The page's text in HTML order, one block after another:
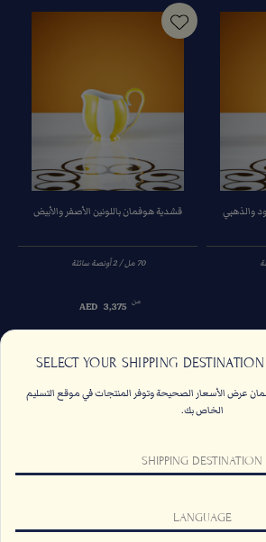
SELECT YOUR SHIPPING
عرض الأسعار الصحيحة وتوفر المنتجات في موقع التسليم
الخاص بك.
SHIPPING DESTINATION
LANGUAGE
والذهبي قشدية هوفمان باللونين الأصفر والأبيض
‏70 مل / ‏2 أونصة سائلة
من AED 3,375
الاسئلة الشائعة
اشتراك